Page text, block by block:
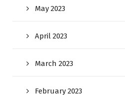
May 2023
April 2023
March 2023
February 2023